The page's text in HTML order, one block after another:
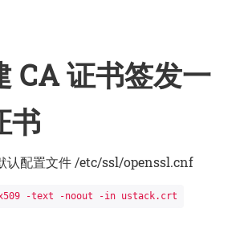
CA 证书签发一
书
认配置文件 /etc/ssl/openssl.cnf
-text -noout -in ustack.crt